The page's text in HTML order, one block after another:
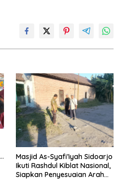
Masjid As-Syafi’iyah Sidoarjo
Ikuti Rashdul Kiblat Nasional,
Siapkan Penyesuaian Arah